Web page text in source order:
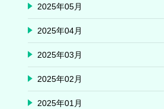
2025年05月
2025年04月
2025年03月
2025年02月
2025年01月